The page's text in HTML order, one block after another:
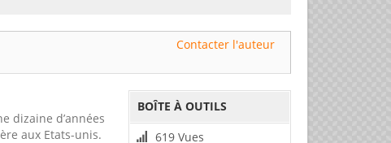
Contacter l'auteur
BOÎTE À OUTILS
619 Vues
dizaine d’années
aux Etats-unis.